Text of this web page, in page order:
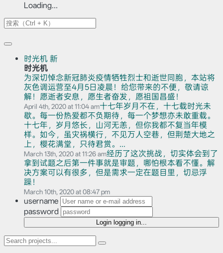
Loading...
时光机 新
时光机
为深切悼念新冠肺炎疫情牺牲烈士和逝世同胞，本站将
灰色调运营至4月5日凌晨！给您带来的不便，敬请谅
解！愿逝者安息，愿生者奋发，愿祖国昌盛！
April 4th, 2020 at 11:04 am十七年岁月不在，十七载时光未
歇。每一份热爱都不负期待，每一个梦想亦未敢重载。
十七年，岁月悠长，山河无恙，但你我都不复当年模
样。如今，虽灾祸横行，不见万人空巷，但荆楚大地之
上，樱花满堂，只待君赏。...
March 13th, 2020 at 11:26 am经历了这次挑战，切实体会到了
拿到试题之后第一件事就是审题，哪怕根本看不懂。解
决方案可以有很多，但是需求一定在题目里，切忌浮
躁！
March 10th, 2020 at 08:47 pm
username
password
Login logging in...